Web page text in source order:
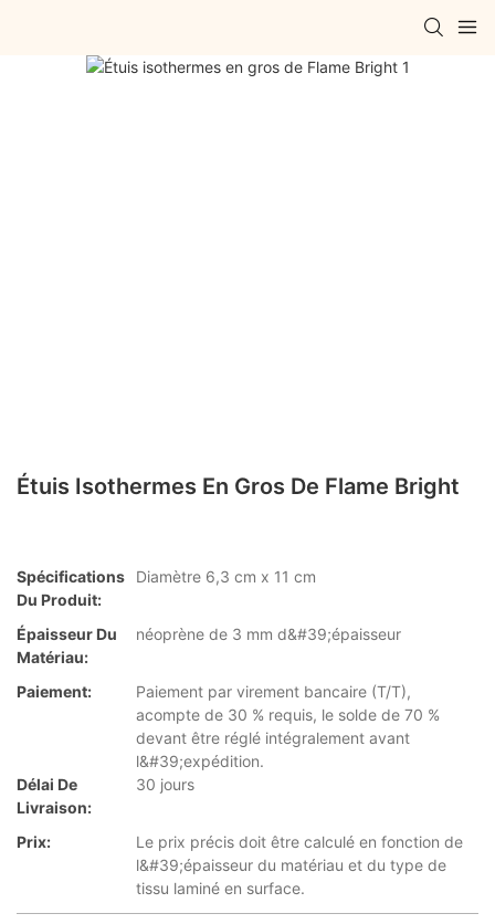
Étuis Isothermes En Gros De Flame Bright
Spécifications
Du Produit:
Diamètre 6,3 cm x 11 cm
Épaisseur Du
Matériau:
néoprène de 3 mm d&#39;épaisseur
Paiement:
Paiement par virement bancaire (T/T),
acompte de 30 % requis, le solde de 70 %
devant être réglé intégralement avant
l&#39;expédition.
Délai De
Livraison:
30 jours
Prix:
Le prix précis doit être calculé en fonction de
l&#39;épaisseur du matériau et du type de
tissu laminé en surface.